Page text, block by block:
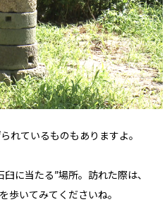
れているものもありますよ。
に当たる”場所。訪れた際は、
歩いてみてくださいね。